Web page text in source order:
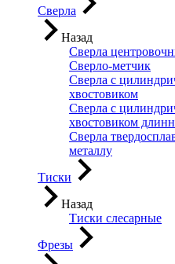
Сверла
Назад
Сверла
Сверло-метчик
Сверла с
хвостовиком
Сверла с
хвостовиком
Сверла
металлу
Тиски
Назад
Тиски слесарные
Фрезы